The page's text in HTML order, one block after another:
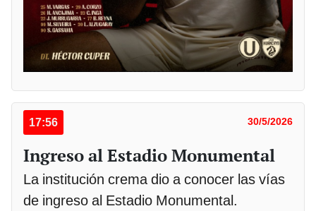
17:56 30/5/2026
Ingreso al Estadio Monumental
La institución crema dio a conocer las vías
de ingreso al Estadio Monumental.